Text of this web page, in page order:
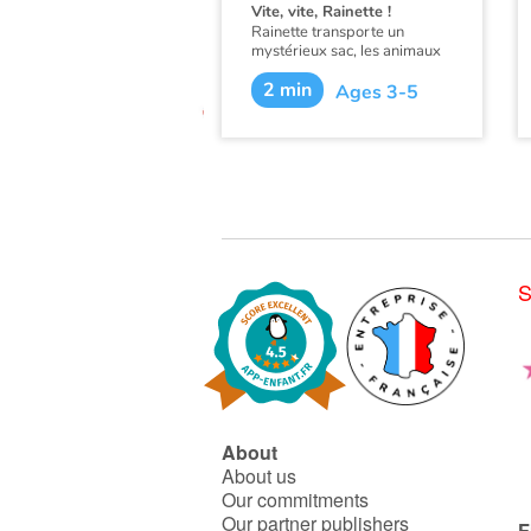
Vite, vite, Rainette !
Rainette transporte un
mystérieux sac, les animaux
voisins imaginent le contenu
de ce sac et poursuivent
rainette pour mettre la main
2 min Ages 3-5
About
About us
Our commitments
Our partner publishers